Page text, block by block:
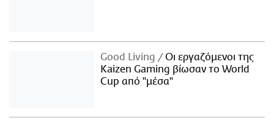
Good Living
Οι εργαζόμενοι της
Kaizen Gaming βίωσαν το World
Cup από "μέσα"